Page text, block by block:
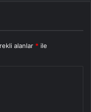
alanlar * ile